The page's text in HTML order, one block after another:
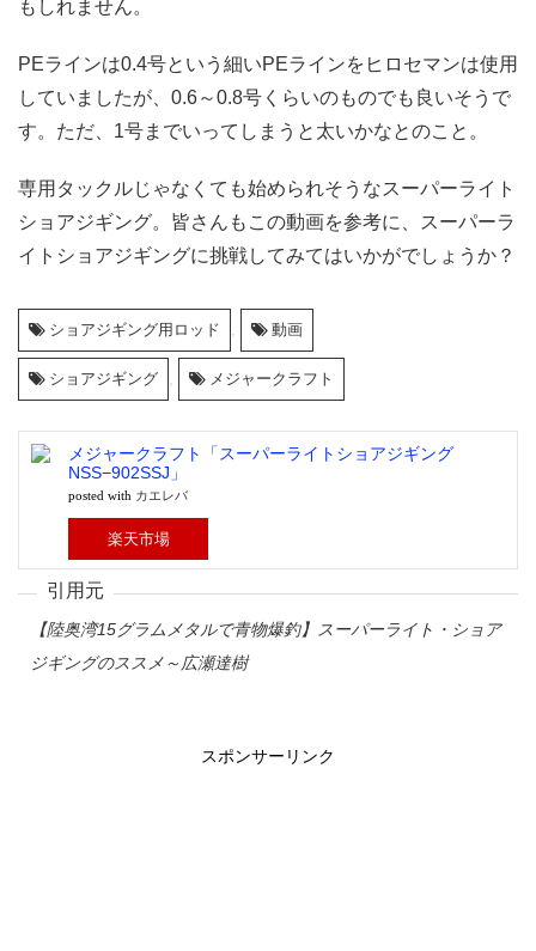
もしれません。
PEラインは0.4号という細いPEラインをヒロセマンは使用
していましたが、0.6～0.8号くらいのものでも良いそうで
す。ただ、1号までいってしまうと太いかなとのこと。
専用タックルじゃなくても始められそうなスーパーライト
ショアジギング。皆さんもこの動画を参考に、スーパーラ
イトショアジギングに挑戦してみてはいかがでしょうか？
ショアジギング用ロッド , 動画
ショアジギング , メジャークラフト
メジャークラフト「スーパーライトショアジギング
NSS−902SSJ」
posted with カエレバ
楽天市場
【陸奥湾15グラムメタルで青物爆釣】スーパーライト・ショア
ジギングのススメ～広瀬達樹
スポンサーリンク